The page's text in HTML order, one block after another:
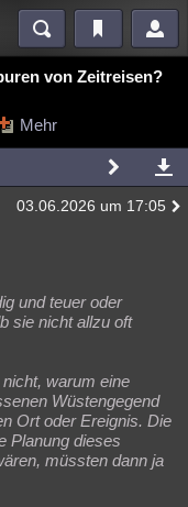
Mystery Kriminalfälle
Filme
English
von Zeitreisen?
Mehr
03.06.2026 um 17:05
und teuer oder
sie nicht allzu oft
warum eine
Wüstengegend
Ort oder Ereignis. Die
Planung dieses
müssten dann ja